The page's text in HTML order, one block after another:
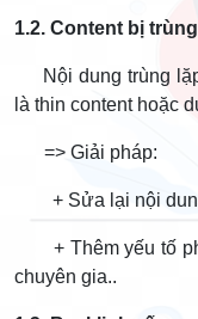
1.2. Content bị
Nội dung trùng
là thin content hoặc
=> Giải pháp:
+ Sửa lại nội
+ Thêm yếu tố
chuyên gia..